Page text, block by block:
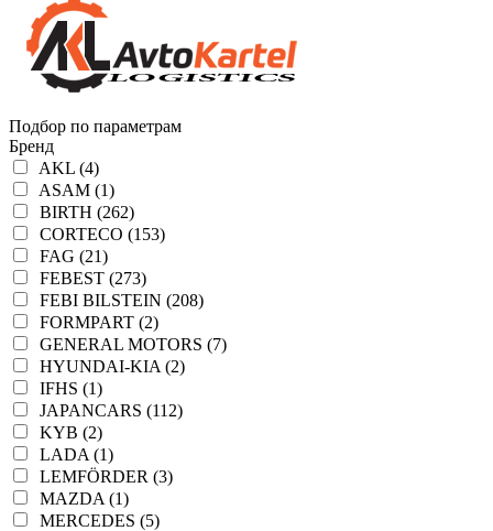
Подбор по параметрам
Бренд
AKL (4)
ASAM (1)
BIRTH (262)
CORTECO (153)
FAG (21)
FEBEST (273)
FEBI BILSTEIN (208)
FORMPART (2)
GENERAL MOTORS (7)
HYUNDAI-KIA (2)
IFHS (1)
JAPANCARS (112)
KYB (2)
LADA (1)
LEMFÖRDER (3)
MAZDA (1)
MERCEDES (5)